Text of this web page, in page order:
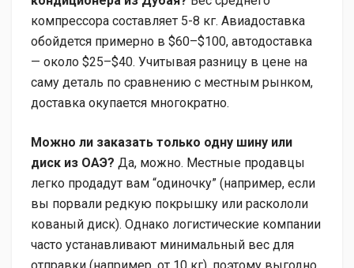
компрессора составляет 5-8 кг. Авиадоставка
обойдется примерно в $60–$100, автодоставка
— около $25–$40. Учитывая разницу в цене на
саму деталь по сравнению с местным рынком,
доставка окупается многократно.
Можно ли заказать только одну шину или
диск из ОАЭ? Да, можно. Местные продавцы
легко продадут вам “одиночку” (например, если
вы порвали редкую покрышку или раскололи
кованый диск). Однако логистические компании
часто устанавливают минимальный вес для